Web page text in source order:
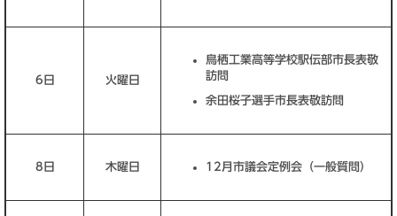
6日 火曜日
鳥栖工業高等学校駅伝部市長表敬
訪問
余田桜子選手市長表敬訪問
8日 木曜日 12月市議会定例会（一般質問）